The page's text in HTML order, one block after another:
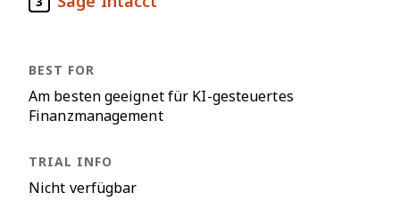
Am besten geeignet für KI-gesteuertes
Finanzmanagement
Nicht verfügbar